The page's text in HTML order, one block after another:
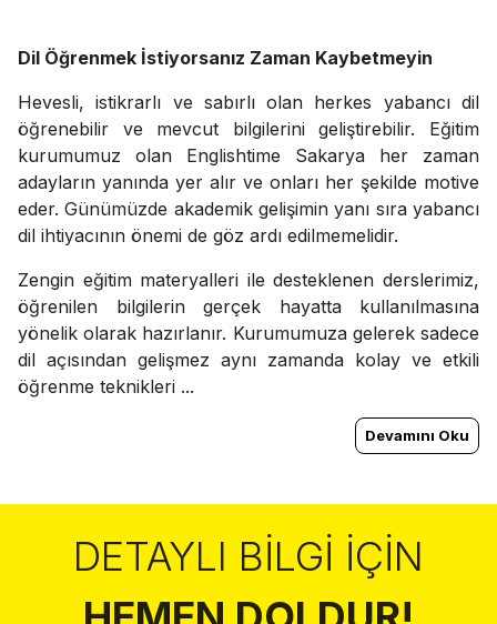
Dil Öğrenmek İstiyorsanız Zaman Kaybetmeyin
Hevesli, istikrarlı ve sabırlı olan herkes yabancı dil
öğrenebilir ve mevcut bilgilerini geliştirebilir. Eğitim
kurumumuz olan Englishtime Sakarya her zaman
adayların yanında yer alır ve onları her şekilde motive
eder. Günümüzde akademik gelişimin yanı sıra yabancı
dil ihtiyacının önemi de göz ardı edilmemelidir.
Zengin eğitim materyalleri ile desteklenen derslerimiz,
öğrenilen bilgilerin gerçek hayatta kullanılmasına
yönelik olarak hazırlanır. Kurumumuza gelerek sadece
dil açısından gelişmez aynı zamanda kolay ve etkili
öğrenme teknikleri ...
Devamını Oku
DETAYLI BILGI İÇIN